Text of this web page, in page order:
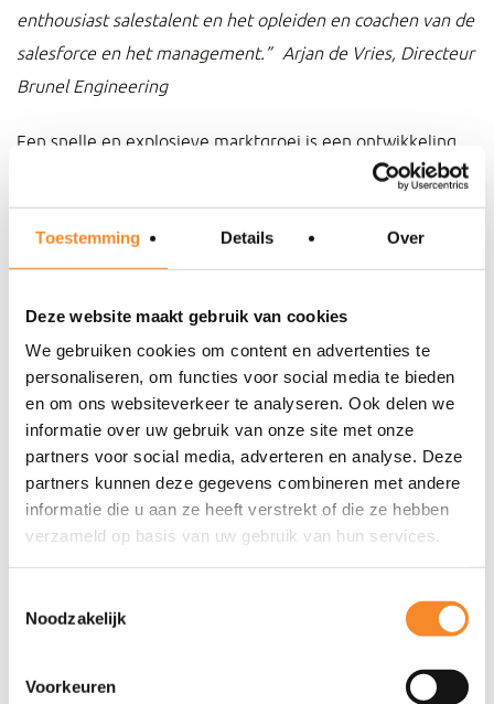
Toestemming Details Over
Deze website maakt gebruik van cookies
We gebruiken cookies om content en advertenties te
personaliseren, om functies voor social media te bieden
en om ons websiteverkeer te analyseren. Ook delen we
informatie over uw gebruik van onze site met onze
partners voor social media, adverteren en analyse. Deze
partners kunnen deze gegevens combineren met andere
informatie die u aan ze heeft verstrekt of die ze hebben
verzameld op basis van uw gebruik van hun services.
Noodzakelijk
Voorkeuren
enthousiast salestalent en het opleiden en coachen van de
salesforce en het management.” Arjan de Vries, Directeur
Brunel Engineering
Een snelle en explosieve marktgroei is een ontwikkeling
waar veel managers van dromen. Het is dan natuurlijk wel
zaak om optimaal van die groei te profiteren. Oftewel:
‘Hoe zorg je ervoor dat je het
accountmanagementapparaat fors uitbreidt én dat je de
nieuwe accountmanagers snel en effectief opleidt zonder
dat het teveel beslag legt op de interne organisatie en ten
koste gaat van de externe focus’. Tijdens de verbouwing
moet de verkoop immers gewoon door gaan. Door tijdig
op economische ontwikkelingen te anticiperen is Brunel
hierin geslaagd. Door middel van citaten uit een interview
met Jan Symen Hoekstra, een van de nieuwe sales-
managers bij Brunel Engineering, laten we in deze Live
Case ook zien hoe alle veranderingen door de